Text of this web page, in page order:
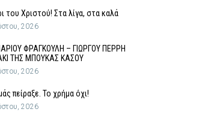
του Χριστού! Στα λίγα, στα καλά
2026
ΦΡΑΓΚΟΥΛΗ – ΓΙΩΡΓΟΥ ΠΕΡΡΗ
ΤΗΣ ΜΠΟΥΚΑΣ ΚΑΣΟΥ
2026
πείραξε. Το χρήμα όχι!
2026